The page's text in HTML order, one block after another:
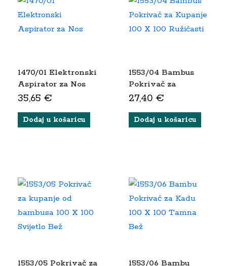
1470/01 Elektronski
Aspirator za Nos
35,65 €
Dodaj u košaricu
1553/04 Bambus
Pokrivač za
Kupanje 100 X 100
27,40 €
Dodaj u košaricu
1553/05 Pokrivač za
1553/06 Bambu